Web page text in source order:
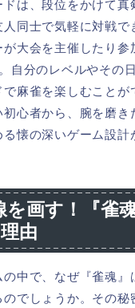
は、段位をかけて真
人同士で気軽に対戦で
大会を主催したり参
自分のレベルやその
麻雀を楽しむことが
心者から、腕を磨き
懐の深いゲーム設計
を画す！『雀
由
中で、なぜ『雀魂』
でしょうか。その秘